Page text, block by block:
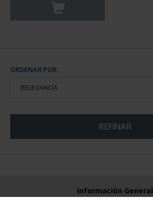
ORDENAR POR:
REFINAR
Información General